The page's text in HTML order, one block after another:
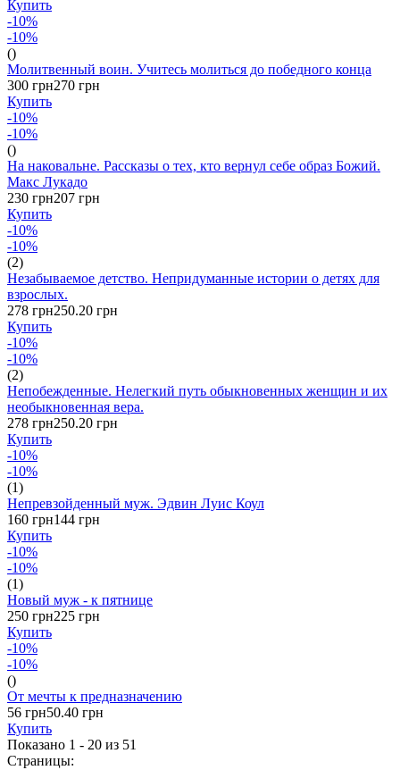
Купить
-10%
-10%
()
Молитвенный воин. Учитесь молиться до победного конца
300 грн270 грн
Купить
-10%
-10%
()
На наковальне. Рассказы о тех, кто вернул себе образ Божий.
Макс Лукадо
230 грн207 грн
Купить
-10%
-10%
(2)
Незабываемое детство. Непридуманные истории о детях для
взрослых.
278 грн250.20 грн
Купить
-10%
-10%
(2)
Непобежденные. Нелегкий путь обыкновенных женщин и их
необыкновенная вера.
278 грн250.20 грн
Купить
-10%
-10%
(1)
Непревзойденный муж. Эдвин Луис Коул
160 грн144 грн
Купить
-10%
-10%
(1)
Новый муж - к пятнице
250 грн225 грн
Купить
-10%
-10%
()
От мечты к предназначению
56 грн50.40 грн
Купить
Показано 1 - 20 из 51
Страницы: